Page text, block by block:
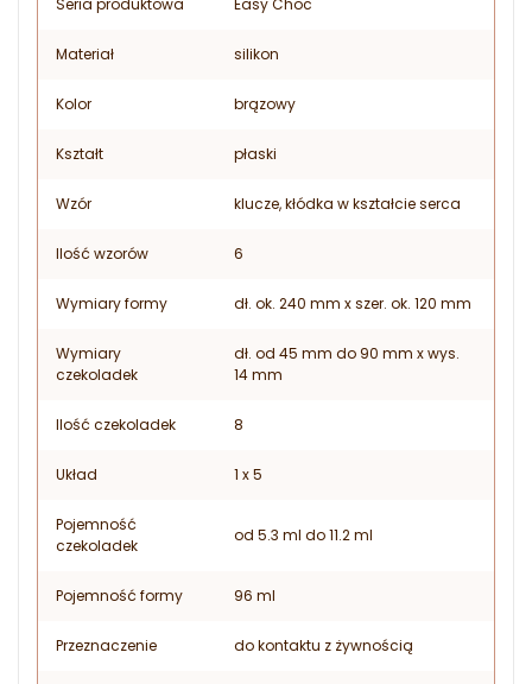
Seria produktowa Easy Choc
Materiał silikon
Kolor brązowy
Kształt płaski
Wzór klucze, kłódka w kształcie serca
Ilość wzorów 6
Wymiary formy dł. ok. 240 mm x szer. ok. 120 mm
Wymiary
czekoladek
dł. od 45 mm do 90 mm x wys.
14 mm
Ilość czekoladek 8
Układ 1 x 5
Pojemność
czekoladek
od 5.3 ml do 11.2 ml
Pojemność formy 96 ml
Przeznaczenie do kontaktu z żywnością